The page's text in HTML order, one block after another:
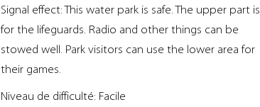
Signal effect: This water park is safe. The upper part is
for the lifeguards. Radio and other things can be
stowed well. Park visitors can use the lower area for
their games.
Niveau de difficulté: Facile